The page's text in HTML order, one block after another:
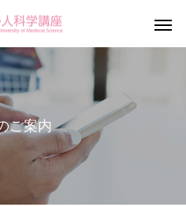
ご案内